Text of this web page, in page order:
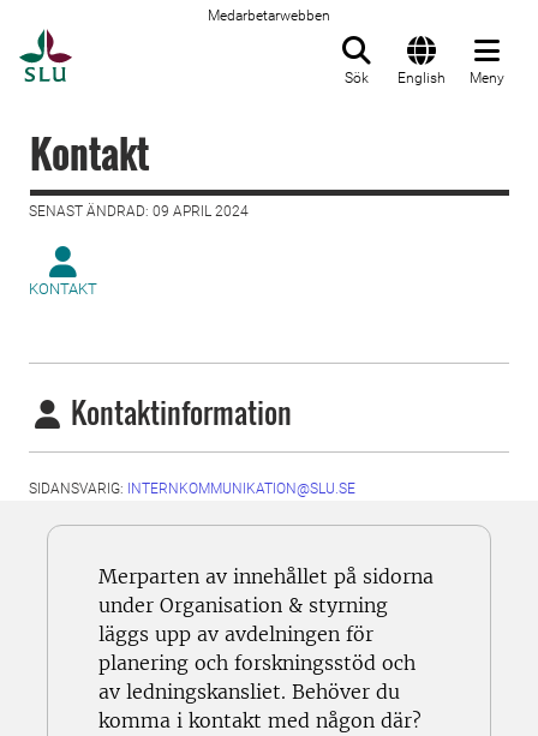
Medarbetarwebben
Sök English Meny
Kontakt
SENAST ÄNDRAD: 09 APRIL 2024
KONTAKT
Kontaktinformation
SIDANSVARIG: INTERNKOMMUNIKATION@SLU.SE
Merparten av innehållet på sidorna
under Organisation & styrning
läggs upp av avdelningen för
planering och forskningsstöd och
av ledningskansliet. Behöver du
komma i kontakt med någon där?